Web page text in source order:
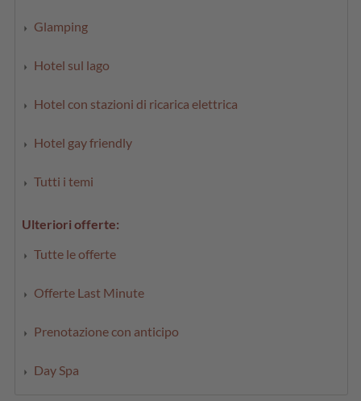
Glamping
Hotel sul lago
Hotel con stazioni di ricarica elettrica
Hotel gay friendly
Tutti i temi
Ulteriori offerte:
Tutte le offerte
Offerte Last Minute
Prenotazione con anticipo
Day Spa